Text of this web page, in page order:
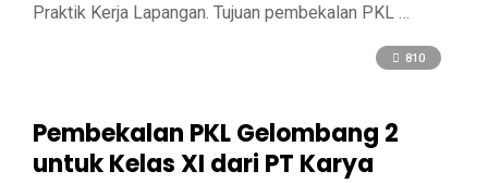
Praktik Kerja Lapangan. Tujuan pembekalan PKL …
810
Pembekalan PKL Gelombang 2
untuk Kelas XI dari PT Karya